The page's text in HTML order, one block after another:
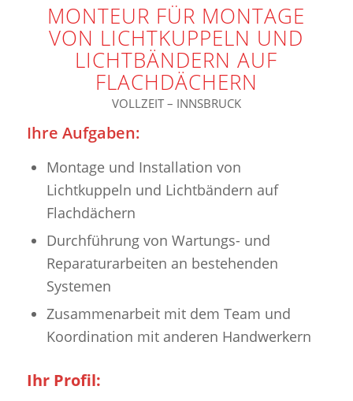
MONTEUR FÜR MONTAGE
VON LICHTKUPPELN UND
LICHTBÄNDERN AUF
FLACHDÄCHERN
VOLLZEIT – INNSBRUCK
Ihre Aufgaben:
Montage und Installation von
Lichtkuppeln und Lichtbändern auf
Flachdächern
Durchführung von Wartungs- und
Reparaturarbeiten an bestehenden
Systemen
Zusammenarbeit mit dem Team und
Koordination mit anderen Handwerkern
Ihr Profil: